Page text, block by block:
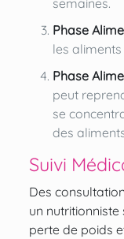
semaines.
Phase
les
Phase
peut
se
des
Suivi
Des
un
perte de poids